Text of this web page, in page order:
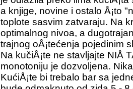
a knjige, novine i ostalo Å¡to
toplote sasvim zatvaraju. Na
optimalnog nivoa, a
trajnog oÅ¡tećenja pojedinim
Na kučiÅ¡te ne stavljajte NIÅ
monotoniju je dozvoljena.
KućiÅ¡te bi trebalo bar sa